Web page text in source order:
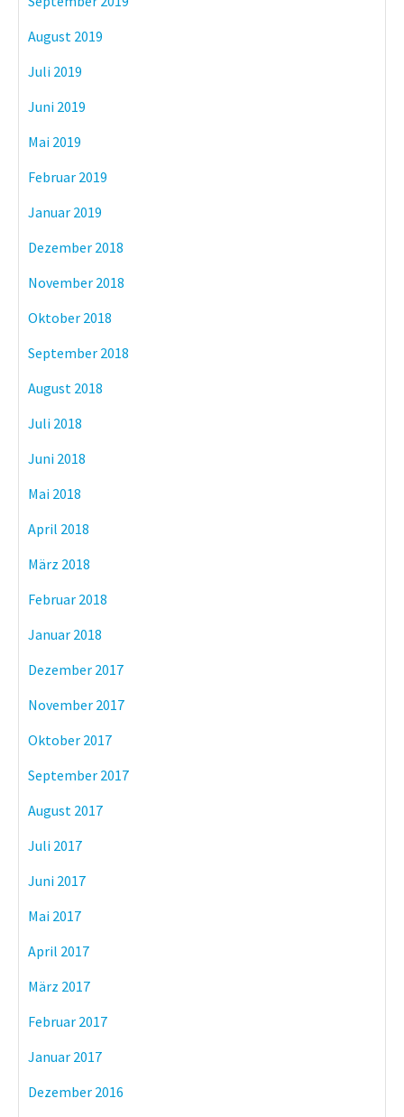
August 2019
Juli 2019
Juni 2019
Mai 2019
Februar 2019
Januar 2019
Dezember 2018
November 2018
Oktober 2018
September 2018
August 2018
Juli 2018
Juni 2018
Mai 2018
April 2018
März 2018
Februar 2018
Januar 2018
Dezember 2017
November 2017
Oktober 2017
September 2017
August 2017
Juli 2017
Juni 2017
Mai 2017
April 2017
März 2017
Februar 2017
Januar 2017
Dezember 2016